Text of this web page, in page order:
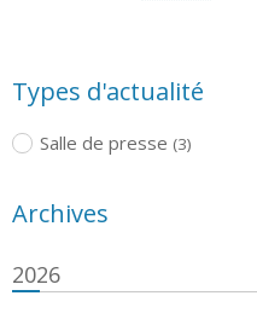
Types d'actualité
Salle de presse (3)
Archives
2026